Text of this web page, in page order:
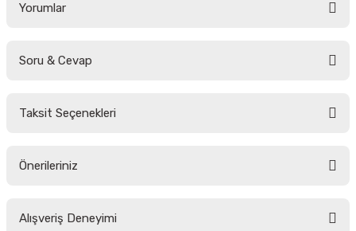
Yorumlar
Soru & Cevap
Taksit Seçenekleri
Önerileriniz
yetersiz gördüğünüz noktaları öneri formunu kullanarak tarafımıza
Alışveriş Deneyimi